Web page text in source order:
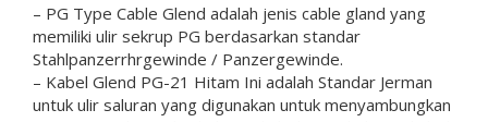
– PG Type Cable Glend adalah jenis cable gland yang
memiliki ulir sekrup PG berdasarkan standar
Stahlpanzerrhrgewinde / Panzergewinde.
– Kabel Glend PG-21 Hitam Ini adalah Standar Jerman
untuk ulir saluran yang digunakan untuk menyambungkan